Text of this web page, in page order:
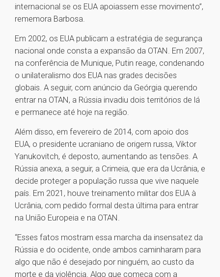
internacional se os EUA apoiassem esse movimento”,
rememora Barbosa.
Em 2002, os EUA publicam a estratégia de segurança
nacional onde consta a expansão da OTAN. Em 2007,
na conferência de Munique, Putin reage, condenando
o unilateralismo dos EUA nas grades decisões
globais. A seguir, com anúncio da Geórgia querendo
entrar na OTAN, a Rússia invadiu dois territórios de lá
e permanece até hoje na região.
Além disso, em fevereiro de 2014, com apoio dos
EUA, o presidente ucraniano de origem russa, Viktor
Yanukovitch, é deposto, aumentando as tensões. A
Rússia anexa, a seguir, a Crimeia, que era da Ucrânia, e
decide proteger a população russa que vive naquele
país. Em 2021, houve treinamento militar dos EUA à
Ucrânia, com pedido formal desta última para entrar
na União Europeia e na OTAN.
“Esses fatos mostram essa marcha da insensatez da
Rússia e do ocidente, onde ambos caminharam para
algo que não é desejado por ninguém, ao custo da
morte e da violência. Algo que começa com a